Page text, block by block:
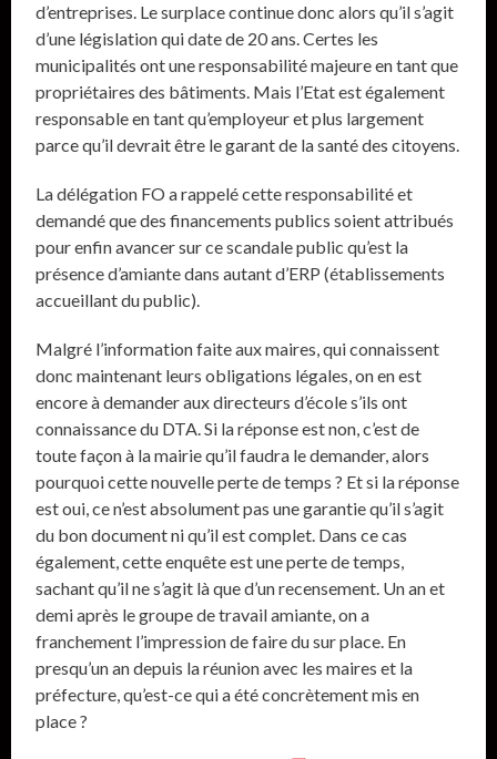
d’entreprises. Le surplace continue donc alors qu’il s’agit
d’une législation qui date de 20 ans. Certes les
municipalités ont une responsabilité majeure en tant que
propriétaires des bâtiments. Mais l’Etat est également
responsable en tant qu’employeur et plus largement
parce qu’il devrait être le garant de la santé des citoyens.
La délégation FO a rappelé cette responsabilité et
demandé que des financements publics soient attribués
pour enfin avancer sur ce scandale public qu’est la
présence d’amiante dans autant d’ERP (établissements
accueillant du public).
Malgré l’information faite aux maires, qui connaissent
donc maintenant leurs obligations légales, on en est
encore à demander aux directeurs d’école s’ils ont
connaissance du DTA. Si la réponse est non, c’est de
toute façon à la mairie qu’il faudra le demander, alors
pourquoi cette nouvelle perte de temps ? Et si la réponse
est oui, ce n’est absolument pas une garantie qu’il s’agit
du bon document ni qu’il est complet. Dans ce cas
également, cette enquête est une perte de temps,
sachant qu’il ne s’agit là que d’un recensement. Un an et
demi après le groupe de travail amiante, on a
franchement l’impression de faire du sur place. En
presqu’un an depuis la réunion avec les maires et la
préfecture, qu’est-ce qui a été concrètement mis en
place ?